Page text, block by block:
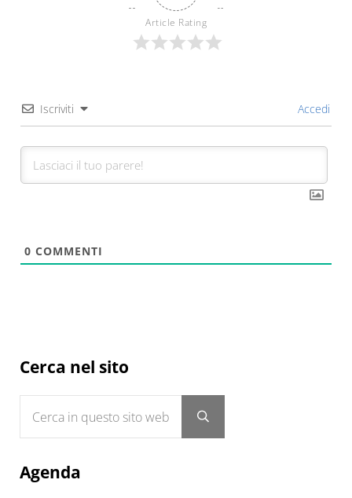
Article Rating
Iscriviti Accedi
0 COMMENTI
Sidebar
Cerca nel sito
Submit search
Agenda